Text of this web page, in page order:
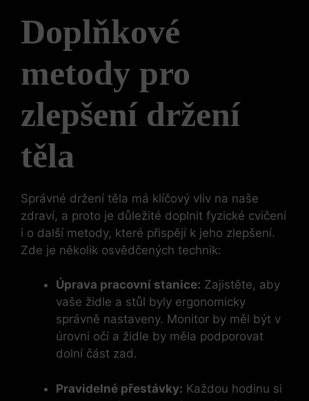
Doplňkové
metody pro
zlepšení držení
těla
Správné držení těla má klíčový vliv na naše
zdraví, a proto je důležité doplnit fyzické cvičení
i o další metody, které přispějí k jeho zlepšení.
Zde je několik osvědčených technik:
Úprava pracovní stanice: Zajistěte, aby
vaše židle a stůl byly ergonomicky
správně nastaveny. Monitor by měl být v
úrovni očí a židle by měla podporovat
dolní část zad.
Pravidelné přestávky: Každou hodinu si